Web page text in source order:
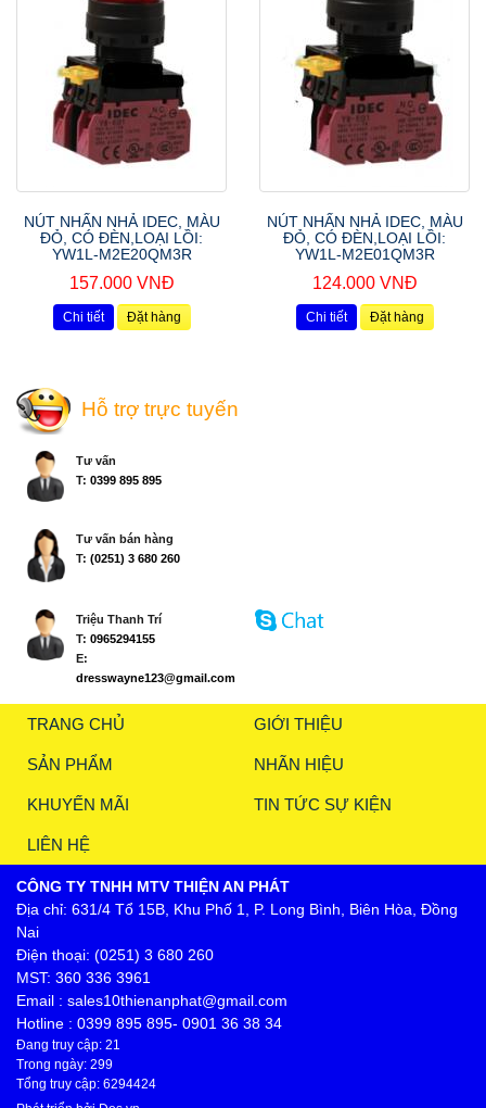
NÚT NHẤN NHẢ IDEC, MÀU
ĐỎ, CÓ ĐÈN,LOẠI LỒI:
YW1L-M2E20QM3R
157.000 VNĐ
Chi tiết Đặt hàng
NÚT NHẤN NHẢ IDEC, MÀU
ĐỎ, CÓ ĐÈN,LOẠI LỒI:
YW1L-M2E01QM3R
124.000 VNĐ
Chi tiết Đặt hàng
Hỗ trợ trực tuyến
Tư vấn
T: 0399 895 895
Tư vấn bán hàng
T: (0251) 3 680 260
Triệu Thanh Trí
T: 0965294155
E:
dresswayne123@gmail.com
TRANG CHỦ GIỚI THIỆU
SẢN PHẨM NHÃN HIỆU
KHUYẾN MÃI TIN TỨC SỰ KIỆN
LIÊN HỆ
CÔNG TY TNHH MTV THIỆN AN PHÁT
Địa chỉ: 631/4 Tổ 15B, Khu Phố 1, P. Long Bình, Biên Hòa, Đồng
Nai
Điện thoại: (0251) 3 680 260
MST: 360 336 3961
Email : sales10thienanphat@gmail.com
Hotline : 0399 895 895- 0901 36 38 34
Đang truy cập: 21
Trong ngày: 299
Tổng truy cập: 6294424